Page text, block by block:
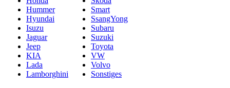
Hummer
Hyundai
Isuzu
Jaguar
Jeep
KIA
Lada
Lamborghini
Smart
SsangYong
Subaru
Suzuki
Toyota
VW
Volvo
Sonstiges